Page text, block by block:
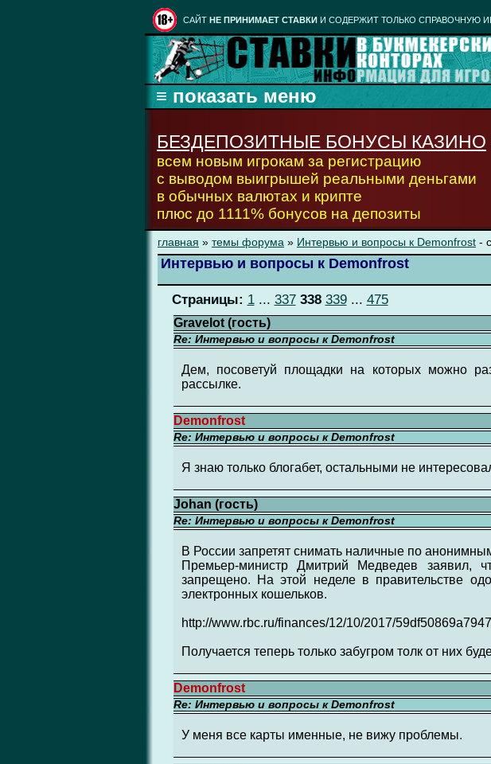
CАЙТ НЕ ПРИНИМАЕТ СТАВКИ И СОДЕРЖИТ ТОЛЬКО СПРАВОЧНУЮ
БЕЗДЕПОЗИТНЫЕ БОНУСЫ КАЗИНО
всем новым игрокам за регистрацию
с выводом выигрышей реальными деньгами
в обычных валютах и крипте
плюс до 1111% бонусов на депозиты
главная » темы форума » Интервью и вопросы к Demonfrost -
Интервью и вопросы к Demonfrost
Страницы: 1... 337 338 339... 475
Gravelot (гость)
Re: Интервью и вопросы к Demonfrost
Дем, посоветуй площадки на которых можно
рассылке.
Demonfrost
Re: Интервью и вопросы к Demonfrost
Я знаю только блогабет, остальными не
Johan (гость)
Re: Интервью и вопросы к Demonfrost
В России запретят снимать наличные по
Премьер-министр Дмитрий Медведев заявил,
запрещено. На этой неделе в правительстве
электронных кошельков.
http://www.rbc.ru/finances/12/10/2017/
Получается теперь только забугром толк от них
Demonfrost
Re: Интервью и вопросы к Demonfrost
У меня все карты именные, не вижу проблемы.